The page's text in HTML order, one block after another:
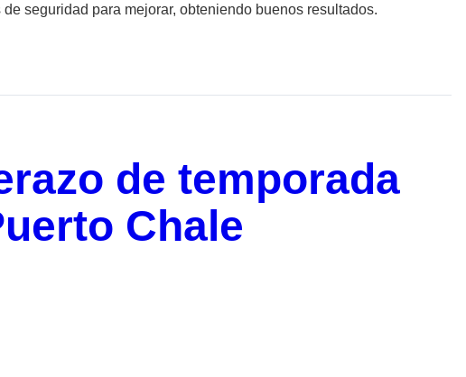
seguridad para mejorar, obteniendo buenos resultados.
de temporada
Chale